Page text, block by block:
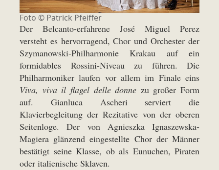
Foto © Patrick Pfeiffer
Der Belcanto-erfahrene José Miguel Perez
versteht es hervorragend, Chor und Orchester der
Szymanowski-Philharmonie Krakau auf ein
formidables Rossini-Niveau zu führen. Die
Philharmoniker laufen vor allem im Finale eins
Viva, viva il flagel delle donne zu großer Form
auf. Gianluca Ascheri serviert die
Klavierbegleitung der Rezitative von der oberen
Seitenloge. Der von Agnieszka Ignaszewska-
Magiera glänzend eingestellte Chor der Männer
bestätigt seine Klasse, ob als Eunuchen, Piraten
oder italienische Sklaven.